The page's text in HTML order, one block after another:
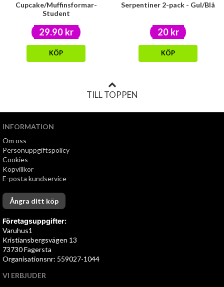
Cupcake/Muffinsformar-
Student
29.90 kr
KÖP
Serpentiner 2-pack - Gul/Blå
20 kr
KÖP
TILL TOPPEN
INFORMATION
Om oss
Personuppgiftspolicy
Cookies
Köpvillkor
E-posta kundservice
Ångra ditt köp
Företagsuppgifter:
Varuhus1
Kristiansbergsvägen 13
73730 Fagersta
Organisationsnr: 559027-1044
VI ERBJUDER